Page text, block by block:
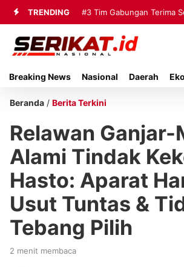
TRENDING #3 Tim Gabungan Terima
Korban Evakuasi KM
Breaking News Nasional Daerah
Beranda / Berita Terkini
Relawan Ganjar-
Alami Tindak
Hasto: Aparat
Usut Tuntas &
Tebang Pilih
2 menit membaca